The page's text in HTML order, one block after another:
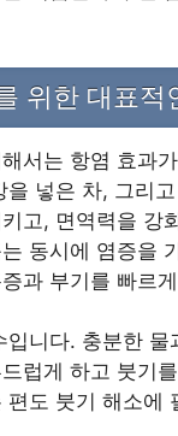
위한 대표적
서는 항염 효과
을 넣은 차, 그리
고, 면역력을 강
동시에 염증을
과 부기를 빠르
입니다. 충분한
럽게 하고 붓기
도 붓기 해소에